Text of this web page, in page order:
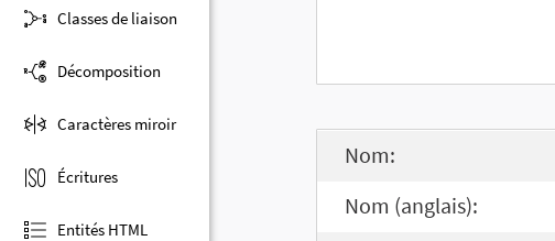
Classes de liaison
Décomposition
Caractères miroir
Écritures
Entités HTML
Nom:
Nom (anglais):